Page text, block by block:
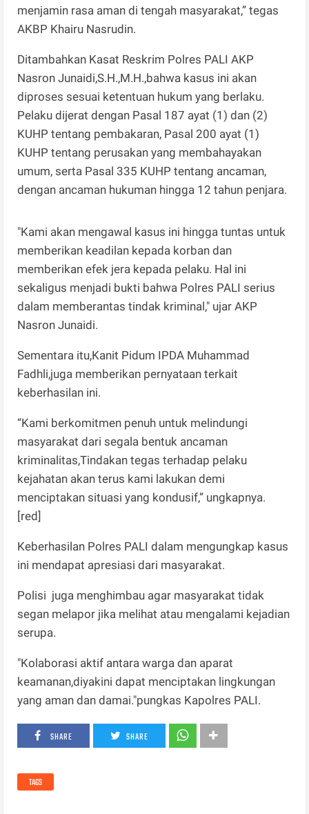
menjamin rasa aman di tengah masyarakat,” tegas
AKBP Khairu Nasrudin.
Ditambahkan Kasat Reskrim Polres PALI AKP
Nasron Junaidi,S.H.,M.H.,bahwa kasus ini akan
diproses sesuai ketentuan hukum yang berlaku.
Pelaku dijerat dengan Pasal 187 ayat (1) dan (2)
KUHP tentang pembakaran, Pasal 200 ayat (1)
KUHP tentang perusakan yang membahayakan
umum, serta Pasal 335 KUHP tentang ancaman,
dengan ancaman hukuman hingga 12 tahun penjara.
"Kami akan mengawal kasus ini hingga tuntas untuk
memberikan keadilan kepada korban dan
memberikan efek jera kepada pelaku. Hal ini
sekaligus menjadi bukti bahwa Polres PALI serius
dalam memberantas tindak kriminal," ujar AKP
Nasron Junaidi.
Sementara itu,Kanit Pidum IPDA Muhammad
Fadhli,juga memberikan pernyataan terkait
keberhasilan ini.
“Kami berkomitmen penuh untuk melindungi
masyarakat dari segala bentuk ancaman
kriminalitas,Tindakan tegas terhadap pelaku
kejahatan akan terus kami lakukan demi
menciptakan situasi yang kondusif,” ungkapnya.
[red]
Keberhasilan Polres PALI dalam mengungkap kasus
ini mendapat apresiasi dari masyarakat.
Polisi juga menghimbau agar masyarakat tidak
segan melapor jika melihat atau mengalami kejadian
serupa.
"Kolaborasi aktif antara warga dan aparat
keamanan,diyakini dapat menciptakan lingkungan
yang aman dan damai."pungkas Kapolres PALI.
SHARE SHARE
TAGS